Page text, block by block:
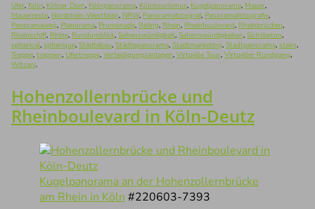
Ufer, Köln, Kölner Dom, Kölnpanorama, Kölntourismus, Kugelpanorama, Mauer,
Mauerreste, Nordrhein-Westfalen, NRW, Panoramafotograf, Panoramafotografie,
Panoramaweg, Planorama, Promenade, Reling, Rhein, Rheinboulevard, Rheinbrücken,
Rheinschiff, Rhine, Rundumblick, Sehenswürdigkeit, Sehenswürdigkeiten, Sichtbeton,
spherical, spherique, Städtebau, Städtepanorama, Stadtmarketing, Stadtpanorama, stairs,
Treppe, treppen, Ufertreppe, Verteidigungsanlagen, Virtuelle Tour, Virtueller Rundgang,
Witzani.
Hohenzollernbrücke und
Rheinboulevard in Köln-Deutz
Kugelpanorama an der Hohenzollernbrücke
am Rhein in Köln #220603-7393